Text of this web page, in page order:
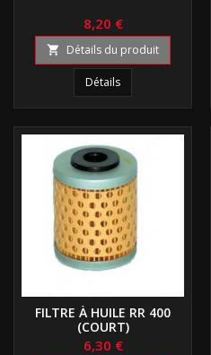
8,20 €
 Détails du produit
Détails
FILTRE À HUILE RR 400
(COURT)
6,30 €